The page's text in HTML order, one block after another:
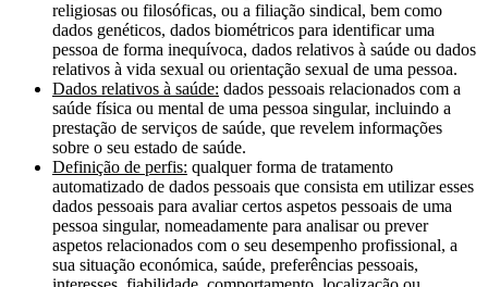
religiosas ou filosóficas, ou a filiação sindical, bem como
dados genéticos, dados biométricos para identificar uma
pessoa de forma inequívoca, dados relativos à saúde ou dados
relativos à vida sexual ou orientação sexual de uma pessoa.
Dados relativos à saúde: dados pessoais relacionados com a
saúde física ou mental de uma pessoa singular, incluindo a
prestação de serviços de saúde, que revelem informações
sobre o seu estado de saúde.
Definição de perfis: qualquer forma de tratamento
automatizado de dados pessoais que consista em utilizar esses
dados pessoais para avaliar certos aspetos pessoais de uma
pessoa singular, nomeadamente para analisar ou prever
aspetos relacionados com o seu desempenho profissional, a
sua situação económica, saúde, preferências pessoais,